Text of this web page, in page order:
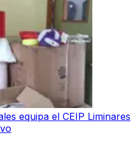
equipa el CEIP Liminares